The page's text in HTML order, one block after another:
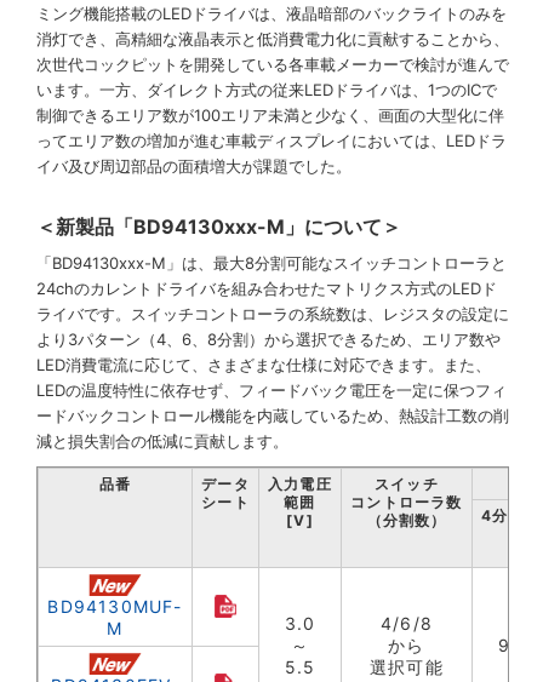
ミング機能搭載のLEDドライバは、液晶暗部のバックライトのみを
消灯でき、高精細な液晶表示と低消費電力化に貢献することから、
次世代コックピットを開発している各車載メーカーで検討が進んで
います。一方、ダイレクト方式の従来LEDドライバは、1つのICで
制御できるエリア数が100エリア未満と少なく、画面の大型化に伴
ってエリア数の増加が進む車載ディスプレイにおいては、LEDドラ
イバ及び周辺部品の面積増大が課題でした。
＜新製品「BD94130xxx-M」について＞
「BD94130xxx-M」は、最大8分割可能なスイッチコントローラと
24chのカレントドライバを組み合わせたマトリクス方式のLEDド
ライバです。スイッチコントローラの系統数は、レジスタの設定に
より3パターン（4、6、8分割）から選択できるため、エリア数や
LED消費電流に応じて、さまざまな仕様に対応できます。また、
LEDの温度特性に依存せず、フィードバック電圧を一定に保つフィ
ードバックコントロール機能を内蔵しているため、熱設計工数の削
減と損失割合の低減に貢献します。
品番
データ
シート
入力電圧
範囲
[V]
スイッチ
コントローラ数
（分割数）
4分割時
BD94130MUF-
M
3.0
～
5.5
4/6/8
から
選択可能
96